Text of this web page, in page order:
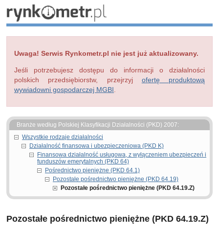
Uwaga! Serwis Rynkometr.pl nie jest już aktualizowany.
Jeśli potrzebujesz dostępu do informacji o działalności
polskich przedsiębiorstw, przejrzyj ofertę produktową
wywiadowni gospodarczej MGBI
Branże według Polskiej Klasyfikacji Działalności (PKD) 2007:
Wszystkie rodzaje działalności
Działalność finansowa i ubezpieczeniowa (PKD K)
Finansowa działalność usługowa, z wyłączeniem ubezpieczeń i
funduszów emerytalnych (PKD 64)
Pośrednictwo pieniężne (PKD 64.1)
Pozostałe pośrednictwo pieniężne (PKD 64.19)
Pozostałe pośrednictwo pieniężne (PKD 64.19.Z)
Pozostałe pośrednictwo pieniężne (PKD 64.19.Z)